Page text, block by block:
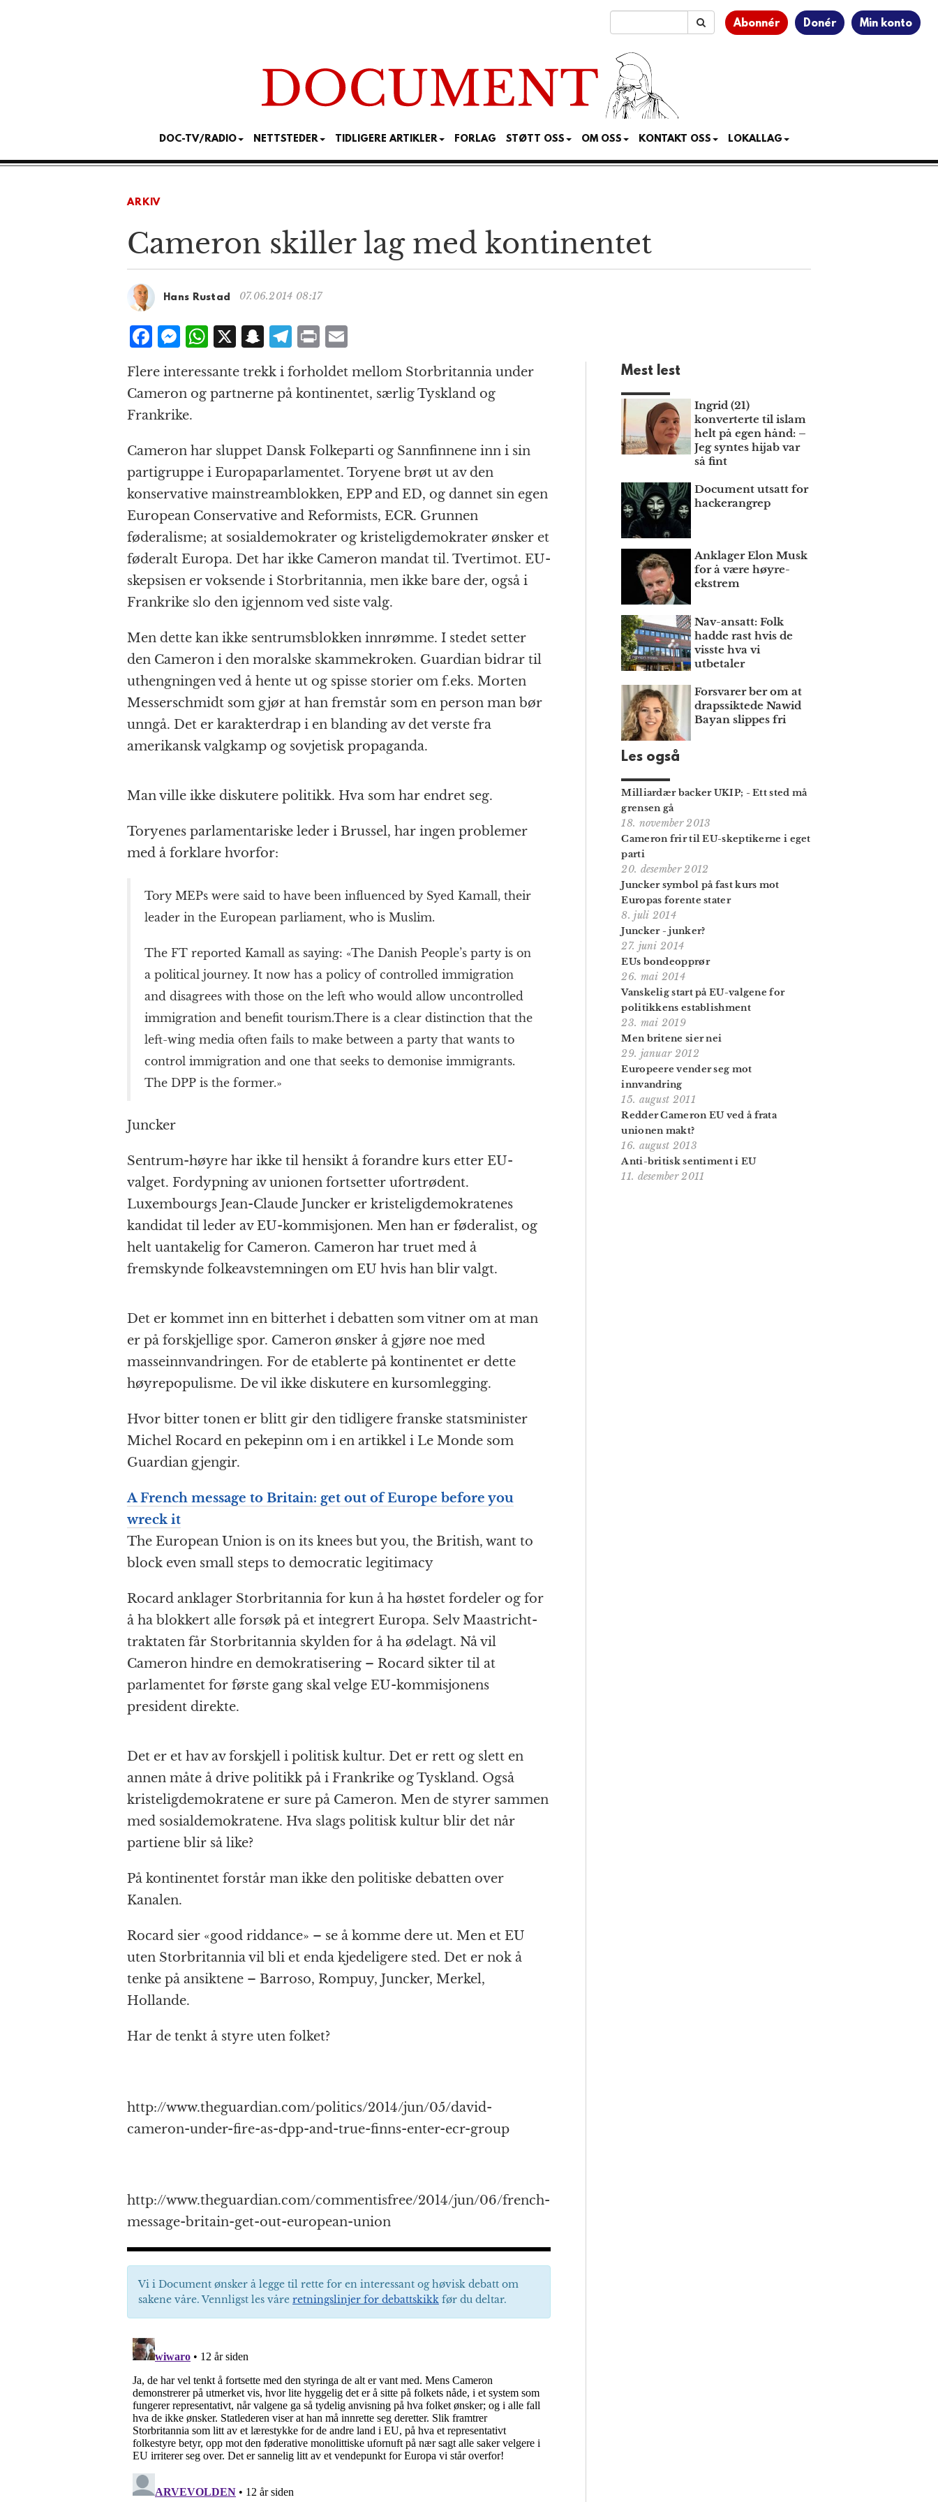
Abonnér Donér Min konto
DOC-TV/RADIO NETTSTEDER TIDLIGERE ARTIKLER FORLAG STØTT OSS OM OSS KONTAKT OSS LOKALLAG
ARKIV
Cameron skiller lag med kontinentet
Hans Rustad 07.06.2014 08:17
F
c
e
b
o
o
k
M
ss
e
n
g
e
r
W
at
s
p
p
X S
n
a
p
h
at
T
el
e
g
a
m
P
ri
n
t
ai
l
Flere interessante trekk i forholdet mellom Storbritannia under
Cameron og partnerne på kontinentet, særlig Tyskland og
Frankrike.
Cameron har sluppet Dansk Folkeparti og Sannfinnene inn i sin
partigruppe i Europaparlamentet. Toryene brøt ut av den
konservative mainstreamblokken, EPP and ED, og dannet sin egen
European Conservative and Reformists, ECR. Grunnen
føderalisme; at sosialdemokrater og kristeligdemokrater ønsker et
føderalt Europa. Det har ikke Cameron mandat til. Tvertimot. EU-
skepsisen er voksende i Storbritannia, men ikke bare der, også i
Frankrike slo den igjennom ved siste valg.
Men dette kan ikke sentrumsblokken innrømme. I stedet setter
den Cameron i den moralske skammekroken. Guardian bidrar til
uthengningen ved å hente ut og spisse storier om f.eks. Morten
Messerschmidt som gjør at han fremstår som en person man bør
unngå. Det er karakterdrap i en blanding av det verste fra
amerikansk valgkamp og sovjetisk propaganda.
Man ville ikke diskutere politikk. Hva som har endret seg.
Toryenes parlamentariske leder i Brussel, har ingen problemer
med å forklare hvorfor:
Tory MEPs were said to have been influenced by Syed Kamall, their
leader in the European parliament, who is Muslim.
The FT reported Kamall as saying: «The Danish People’s party is on
a political journey. It now has a policy of controlled immigration
and disagrees with those on the left who would allow uncontrolled
immigration and benefit tourism.There is a clear distinction that the
left-wing media often fails to make between a party that wants to
control immigration and one that seeks to demonise immigrants.
The DPP is the former.»
Juncker
Sentrum-høyre har ikke til hensikt å forandre kurs etter EU-
valget. Fordypning av unionen fortsetter ufortrødent.
Luxembourgs Jean-Claude Juncker er kristeligdemokratenes
kandidat til leder av EU-kommisjonen. Men han er føderalist, og
helt uantakelig for Cameron. Cameron har truet med å
fremskynde folkeavstemningen om EU hvis han blir valgt.
Det er kommet inn en bitterhet i debatten som vitner om at man
er på forskjellige spor. Cameron ønsker å gjøre noe med
masseinnvandringen. For de etablerte på kontinentet er dette
høyrepopulisme. De vil ikke diskutere en kursomlegging.
Hvor bitter tonen er blitt gir den tidligere franske statsminister
Michel Rocard en pekepinn om i en artikkel i Le Monde som
Guardian gjengir.
A French message to Britain: get out of Europe before you
wreck it
The European Union is on its knees but you, the British, want to
block even small steps to democratic legitimacy
Rocard anklager Storbritannia for kun å ha høstet fordeler og for
å ha blokkert alle forsøk på et integrert Europa. Selv Maastricht-
traktaten får Storbritannia skylden for å ha ødelagt. Nå vil
Cameron hindre en demokratisering – Rocard sikter til at
parlamentet for første gang skal velge EU-kommisjonens
president direkte.
Det er et hav av forskjell i politisk kultur. Det er rett og slett en
annen måte å drive politikk på i Frankrike og Tyskland. Også
kristeligdemokratene er sure på Cameron. Men de styrer sammen
med sosialdemokratene. Hva slags politisk kultur blir det når
partiene blir så like?
På kontinentet forstår man ikke den politiske debatten over
Kanalen.
Rocard sier «good riddance» – se å komme dere ut. Men et EU
uten Storbritannia vil bli et enda kjedeligere sted. Det er nok å
tenke på ansiktene – Barroso, Rompuy, Juncker, Merkel,
Hollande.
Har de tenkt å styre uten folket?
http://www.theguardian.com/politics/2014/jun/05/david-
cameron-under-fire-as-dpp-and-true-finns-enter-ecr-group
http://www.theguardian.com/commentisfree/2014/jun/06/french-
message-britain-get-out-european-union
Vi i Document ønsker å legge til rette for en interessant og høvisk debatt om
sakene våre. Vennligst les våre retningslinjer for debattskikk før du deltar.
Mest lest
Ingrid (21)
konverterte til islam
helt på egen hånd: –
Jeg syntes hijab var
så fint
Document utsatt for
hackerangrep
Anklager Elon Musk
for å være høyre­
ekstrem
Nav-ansatt: Folk
hadde rast hvis de
visste hva vi
utbetaler
Forsvarer ber om at
draps­siktede Nawid
Bayan slippes fri
Les også
Milliardær backer UKIP; - Ett sted må
grensen gå
18. november 2013
Cameron frir til EU-skeptikerne i eget
parti
20. desember 2012
Juncker symbol på fast kurs mot
Europas forente stater
8. juli 2014
Juncker - junker?
27. juni 2014
EUs bondeopprør
26. mai 2014
Vanskelig start på EU-valgene for
politikkens establishment
23. mai 2019
Men britene sier nei
29. januar 2012
Europeere vender seg mot
innvandring
15. august 2011
Redder Cameron EU ved å frata
unionen makt?
16. august 2013
Anti-britisk sentiment i EU
11. desember 2011